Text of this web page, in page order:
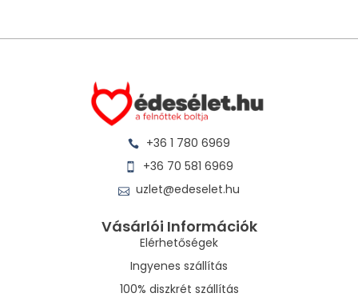
+36 1 780 6969
+36 70 581 6969
uzlet@edeselet.hu
Vásárlói Információk
Elérhetőségek
Ingyenes szállítás
100% diszkrét szállítás